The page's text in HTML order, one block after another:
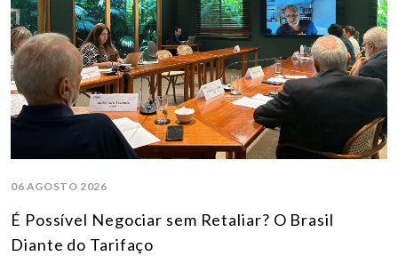
06 AGOSTO 2026
É Possível Negociar sem Retaliar? O Brasil
Diante do Tarifaço